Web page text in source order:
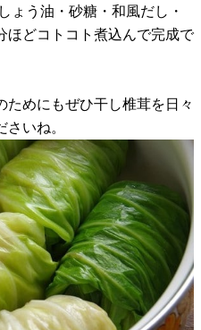
ょう油・砂糖・和風だし・
ほどコトコト煮込んで完成で
ためにもぜひ干し椎茸を日々
いね。